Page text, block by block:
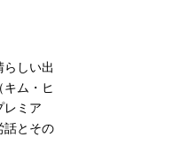
しい出
ム・ヒ
レミア
話とその